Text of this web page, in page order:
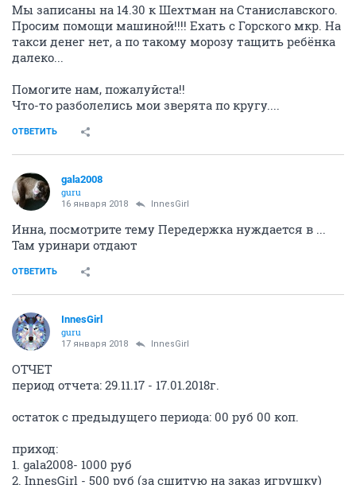
Мы записаны на 14.30 к Шехтман на Станиславского.
Просим помощи машиной!!!! Ехать с Горского мкр. На
такси денег нет, а по такому морозу тащить ребёнка
далеко...
Помогите нам, пожалуйста!!
Что-то разболелись мои зверята по кругу....
ОТВЕТИТЬ
gala2008
guru
16 января 2018 InnesGirl
Инна, посмотрите тему Передержка нуждается в ...
Там уринари отдают
ОТВЕТИТЬ
InnesGirl
guru
17 января 2018 InnesGirl
ОТЧЕТ
период отчета: 29.11.17 - 17.01.2018г.
остаток с предыдущего периода: 00 руб 00 коп.
приход:
1. gala2008- 1000 руб
2. InnesGirl - 500 руб (за сшитую на заказ игрушку)